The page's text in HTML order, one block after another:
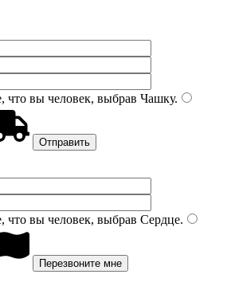
что вы человек, выбрав Чашку.
что вы человек, выбрав Сердце.